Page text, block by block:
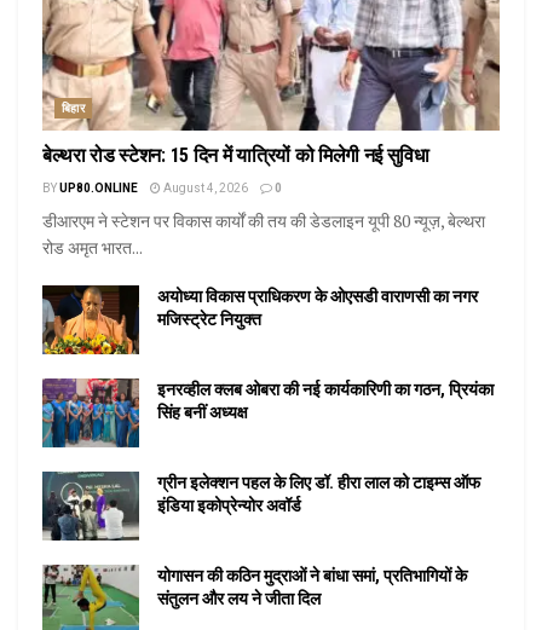
बिहार
बेल्थरा रोड स्टेशन: 15 दिन में यात्रियों को मिलेगी नई सुविधा
BYUP80.ONLINE August 4, 2026 0
डीआरएम ने स्टेशन पर विकास कार्यों की तय की डेडलाइन यूपी 80 न्यूज़, बेल्थरा
रोड अमृत भारत...
अयोध्या विकास प्राधिकरण के ओएसडी वाराणसी का नगर
मजिस्ट्रेट नियुक्त
इनरव्हील क्लब ओबरा की नई कार्यकारिणी का गठन, प्रियंका
सिंह बनीं अध्यक्ष
ग्रीन इलेक्शन पहल के लिए डॉ. हीरा लाल को टाइम्स ऑफ
इंडिया इकोप्रेन्योर अवॉर्ड
योगासन की कठिन मुद्राओं ने बांधा समां, प्रतिभागियों के
संतुलन और लय ने जीता दिल